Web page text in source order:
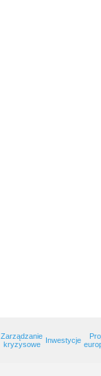
Zarządzanie
kryzysowe
Inwestycje